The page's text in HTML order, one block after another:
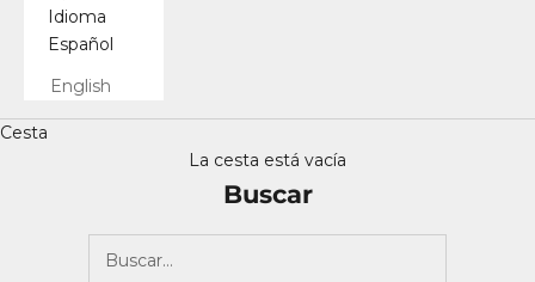
Idioma
Español
English
Cesta
La cesta está vacía
Buscar